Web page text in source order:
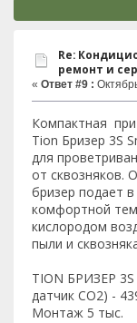
Re:
ремонт и
« Ответ #9 :
Компактная
Tion Бризер 3S
для
от сквозняков.
бризер подает
комфортной
кислородом
пыли и
TION БРИЗЕР 3S
датчик СО2) -
Монтаж 5 тыс.